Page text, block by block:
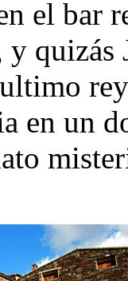
el bar
y
en un